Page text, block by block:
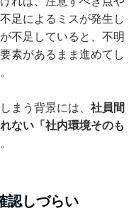
足によるミスが発生し
不足していると、不明
素があるまま進めてし
まう背景には、 社員間
ない「社内環境そのも
認しづらい